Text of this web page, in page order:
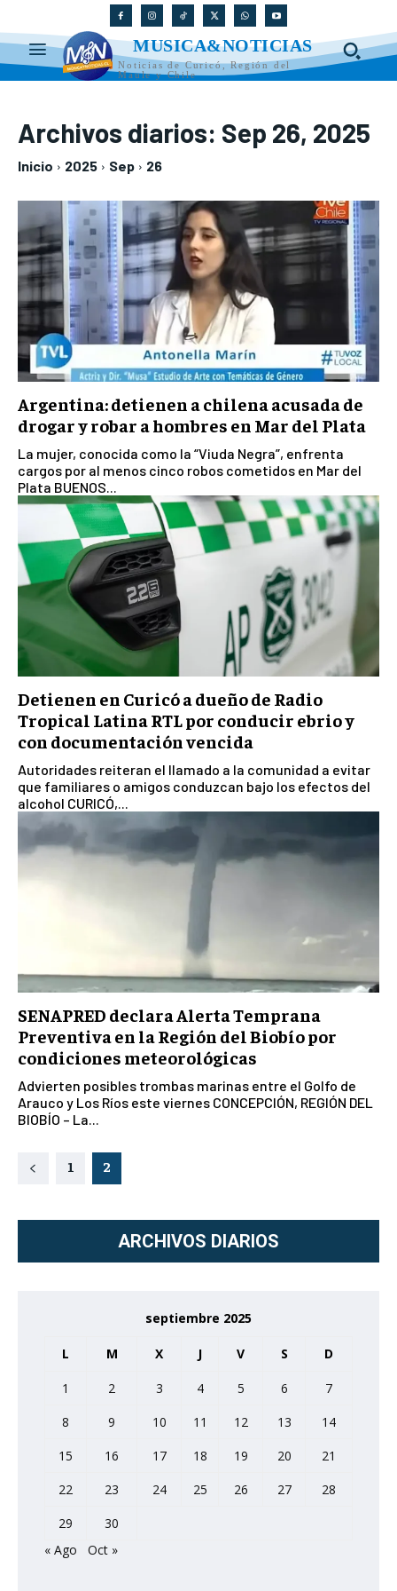
MUSICA&NOTICIAS
Noticias de Curicó, Región del
Maule y Chile
Archivos diarios: Sep 26, 2025
Inicio 2025 Sep 26
Argentina: detienen a chilena acusada de
drogar y robar a hombres en Mar del Plata
La mujer, conocida como la “Viuda Negra”, enfrenta
cargos por al menos cinco robos cometidos en Mar del
Plata BUENOS...
Detienen en Curicó a dueño de Radio
Tropical Latina RTL por conducir ebrio y
con documentación vencida
Autoridades reiteran el llamado a la comunidad a evitar
que familiares o amigos conduzcan bajo los efectos del
alcohol CURICÓ,...
SENAPRED declara Alerta Temprana
Preventiva en la Región del Biobío por
condiciones meteorológicas
Advierten posibles trombas marinas entre el Golfo de
Arauco y Los Ríos este viernes CONCEPCIÓN, REGIÓN DEL
BIOBÍO – La...
1 2
ARCHIVOS DIARIOS
septiembre 2025
L M X J V S D
1 2 3 4 5 6
7
8
9 10 11 12 13
14
15
16 17 18 19 20
21
22
23 24 25 26 27
28
29
30
« Ago
Oct »